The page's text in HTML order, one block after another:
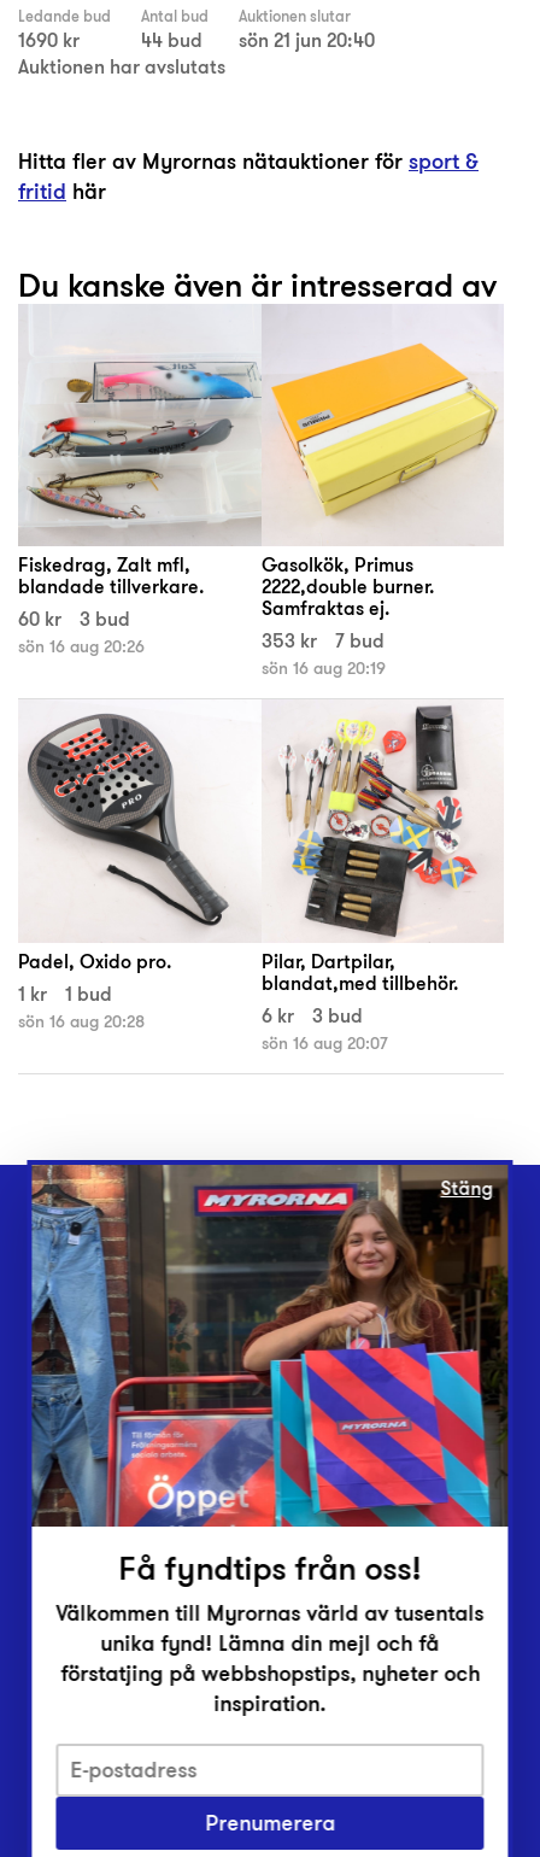
Ledande bud
1690 kr
Antal bud
44 bud
Auktionen slutar
sön 21 jun 20:40
Auktionen har avslutats
Hitta fler av Myrornas nätauktioner försport &
fritid här
Du kanske även är intresserad av
Fiskedrag, Zalt mfl,
blandade tillverkare.
60 kr
3 bud
sön 16 aug 20:26
Gasolkök, Primus
2222,double burner.
Samfraktas ej.
353 kr
7 bud
sön 16 aug 20:19
Padel, Oxido pro.
1 kr
1 bud
sön 16 aug 20:28
Pilar, Dartpilar,
blandat,med tillbehör.
6 kr
3 bud
sön 16 aug 20:07
Webbshop
Butiker
Lämna in
Vårt överskott
Inlämningsplatser
Om Myrorna
Lediga jobb
Pressrum
Integritetsskyddspolicy
Har du frågor om onlineköp, leverans eller retur?
Stäng
Få fyndtips från oss!
Välkommen till Myrornas värld av tusentals
unika fynd! Lämna din mejl och få
förstatjing på webbshopstips, nyheter och
inspiration.
Prenumerera